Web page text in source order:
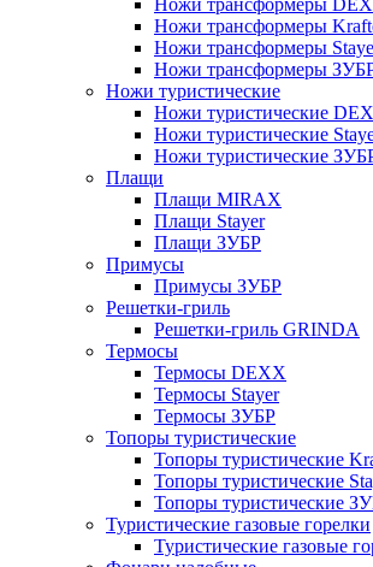
Ножи трансформеры
Ножи трансформеры
Ножи трансформеры
Ножи трансформеры
Ножи туристические
Ножи туристические
Ножи туристические
Ножи туристические
Плащи
Плащи MIRAX
Плащи Stayer
Плащи ЗУБР
Примусы
Примусы ЗУБР
Решетки-гриль
Решетки-гриль GRINDA
Термосы
Термосы DEXX
Термосы Stayer
Термосы ЗУБР
Топоры туристические
Топоры туристические
Топоры туристические
Топоры туристические
Туристические газовые горелки
Туристические газовые